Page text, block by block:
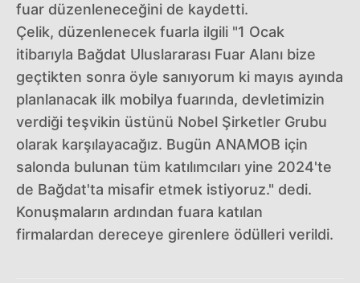
fuar düzenleneceğini de kaydetti.
Çelik, düzenlenecek fuarla ilgili "1 Ocak
itibarıyla Bağdat Uluslararası Fuar Alanı bize
geçtikten sonra öyle sanıyorum ki mayıs ayında
planlanacak ilk mobilya fuarında, devletimizin
verdiği teşvikin üstünü Nobel Şirketler Grubu
olarak karşılayacağız. Bugün ANAMOB için
salonda bulunan tüm katılımcıları yine 2024'te
de Bağdat'ta misafir etmek istiyoruz." dedi.
Konuşmaların ardından fuara katılan
firmalardan dereceye girenlere ödülleri verildi.